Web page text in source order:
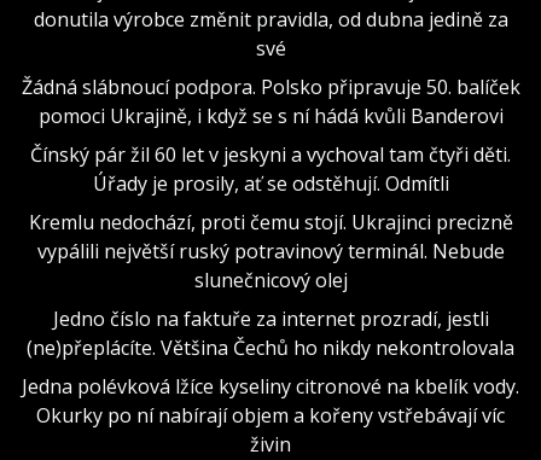
donutila výrobce změnit pravidla, od dubna jedině za
své
Žádná slábnoucí podpora. Polsko připravuje 50. balíček
pomoci Ukrajině, i když se s ní hádá kvůli Banderovi
Čínský pár žil 60 let v jeskyni a vychoval tam čtyři děti.
Úřady je prosily, ať se odstěhují. Odmítli
Kremlu nedochází, proti čemu stojí. Ukrajinci precizně
vypálili největší ruský potravinový terminál. Nebude
slunečnicový olej
Jedno číslo na faktuře za internet prozradí, jestli
(ne)přeplácíte. Většina Čechů ho nikdy nekontrolovala
Jedna polévková lžíce kyseliny citronové na kbelík vody.
Okurky po ní nabírají objem a kořeny vstřebávají víc
živin